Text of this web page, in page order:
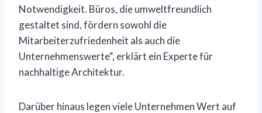
Notwendigkeit. Büros, die umweltfreundlich
gestaltet sind, fördern sowohl die
Mitarbeiterzufriedenheit als auch die
Unternehmenswerte“, erklärt ein Experte für
nachhaltige Architektur.
Darüber hinaus legen viele Unternehmen Wert auf